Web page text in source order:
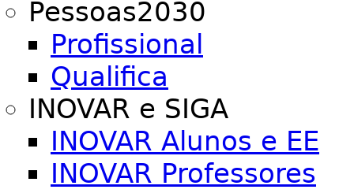
Pessoas2030
Profissional
Qualifica
INOVAR e SIGA
INOVAR Alunos e EE
INOVAR Professores